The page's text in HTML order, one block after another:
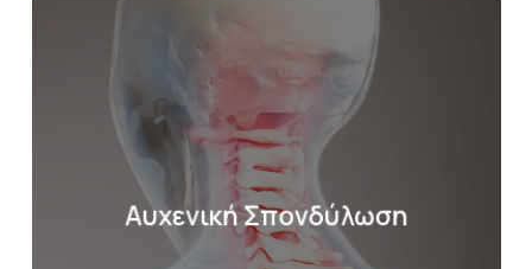
Αυχενική Σπονδύλωση